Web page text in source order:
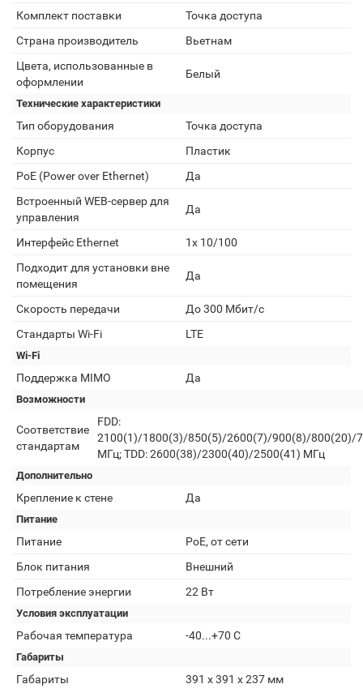
Комплект поставки
Точка доступа
Страна производитель
Вьетнам
Цвета, использованные в
оформлении
Белый
Технические характеристики
Тип оборудования
Точка доступа
Корпус
Пластик
PoE (Power over Ethernet)
Да
Встроенный WEB-сервер для
управления
Да
Интерфейс Ethernet
1x 10/100
Подходит для установки вне
помещения
Да
Скорость передачи
До 300 Мбит/с
Стандарты Wi-Fi
LTE
Wi-Fi
Поддержка MIMO Да
Возможности
Соответствие
стандартам
FDD:
2100(1)/1800(3)/850(5)/2600(7)/900(8)/800(20)/
МГц; TDD: 2600(38)/2300(40)/2500(41) МГц
Дополнительно
Крепление к стене Да
Питание
Питание
PoE, от сети
Блок питания
Внешний
Потребление энергии
22 Вт
Условия эксплуатации
Рабочая температура -40...+70 С
Габариты
Габариты 391 x 391 x 237 мм